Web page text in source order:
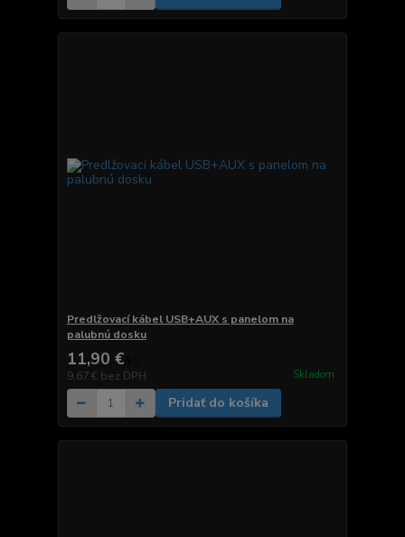
Predlžovací kábel USB+AUX s panelom na
palubnú dosku
11,90 €
9,67 € bez DPH Skladom
Pridať do košíka